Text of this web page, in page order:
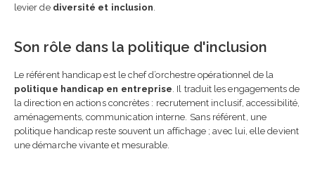
levier de diversité et inclusion.
Son rôle dans la politique d'inclusion
Le référent handicap est le chef d’orchestre opérationnel de la
politique handicap en entreprise. Il traduit les engagements de
la direction en actions concrètes : recrutement inclusif, accessibilité,
aménagements, communication interne. Sans référent, une
politique handicap reste souvent un affichage ; avec lui, elle devient
une démarche vivante et mesurable.